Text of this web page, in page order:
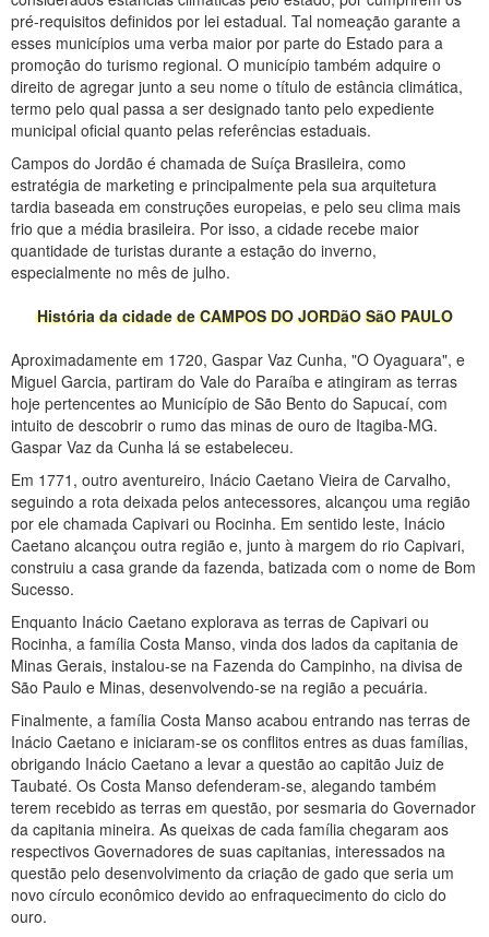
pré-requisitos definidos por lei estadual. Tal nomeação garante a
esses municípios uma verba maior por parte do Estado para a
promoção do turismo regional. O município também adquire o
direito de agregar junto a seu nome o título de estância climática,
termo pelo qual passa a ser designado tanto pelo expediente
municipal oficial quanto pelas referências estaduais.
Campos do Jordão é chamada de Suíça Brasileira, como
estratégia de marketing e principalmente pela sua arquitetura
tardia baseada em construções europeias, e pelo seu clima mais
frio que a média brasileira. Por isso, a cidade recebe maior
quantidade de turistas durante a estação do inverno,
especialmente no mês de julho.
História da cidade de CAMPOS DO JORDãO SãO PAULO
Aproximadamente em 1720, Gaspar Vaz Cunha, "O Oyaguara", e
Miguel Garcia, partiram do Vale do Paraíba e atingiram as terras
hoje pertencentes ao Município de São Bento do Sapucaí, com
intuito de descobrir o rumo das minas de ouro de Itagiba-MG.
Gaspar Vaz da Cunha lá se estabeleceu.
Em 1771, outro aventureiro, Inácio Caetano Vieira de Carvalho,
seguindo a rota deixada pelos antecessores, alcançou uma região
por ele chamada Capivari ou Rocinha. Em sentido leste, Inácio
Caetano alcançou outra região e, junto à margem do rio Capivari,
construiu a casa grande da fazenda, batizada com o nome de Bom
Sucesso.
Enquanto Inácio Caetano explorava as terras de Capivari ou
Rocinha, a família Costa Manso, vinda dos lados da capitania de
Minas Gerais, instalou-se na Fazenda do Campinho, na divisa de
São Paulo e Minas, desenvolvendo-se na região a pecuária.
Finalmente, a família Costa Manso acabou entrando nas terras de
Inácio Caetano e iniciaram-se os conflitos entres as duas famílias,
obrigando Inácio Caetano a levar a questão ao capitão Juiz de
Taubaté. Os Costa Manso defenderam-se, alegando também
terem recebido as terras em questão, por sesmaria do Governador
da capitania mineira. As queixas de cada família chegaram aos
respectivos Governadores de suas capitanias, interessados na
questão pelo desenvolvimento da criação de gado que seria um
novo círculo econômico devido ao enfraquecimento do ciclo do
ouro.